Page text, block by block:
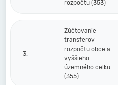
rozpočtu (353)
3.
Zúčtovanie
transferov
rozpočtu obce a
vyššieho
územného celku
(355)